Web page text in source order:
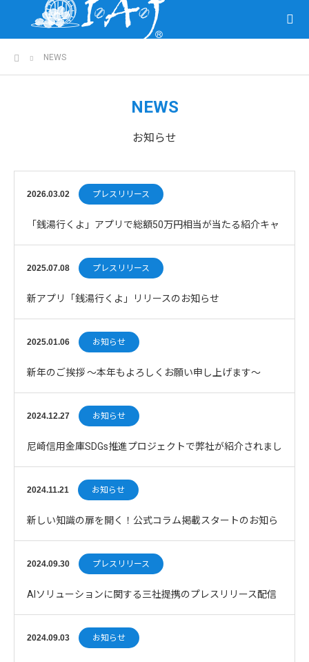
ホームNEWS
NEWS
お知らせ
2026.03.02 プレスリリース
「銭湯行くよ」アプリで総額50万円相当が当たる紹介キャ
ンペーンを開催
2025.07.08 プレスリリース
新アプリ「銭湯行くよ」リリースのお知らせ
2025.01.06 お知らせ
新年のご挨拶 〜本年もよろしくお願い申し上げます〜
2024.12.27 お知らせ
尼崎信用金庫SDGs推進プロジェクトで弊社が紹介されまし
た
2024.11.21 お知らせ
新しい知識の扉を開く！公式コラム掲載スタートのお知ら
せ
2024.09.30 プレスリリース
AIソリューションに関する三社提携のプレスリリース配信
について
2024.09.03 お知らせ